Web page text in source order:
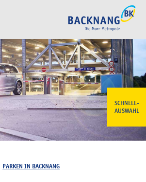
SCHNELL-
AUSWAHL
PARKEN IN BACKNANG